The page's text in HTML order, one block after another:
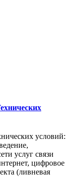
условий:
услуг связи
цифровое
(ливневая